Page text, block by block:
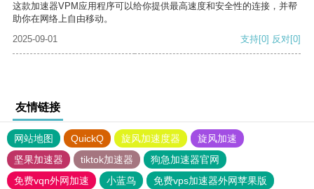
这款加速器VPM应用程序可以给你提供最高速度和安全性的连接，并帮
助你在网络上自由移动。
2025-09-01
支持[0] 反对[0]
友情链接
网站地图 QuickQ 旋风加速度器
旋风加速
坚果加速器
tiktok加速器
狗急加速器官网
免费vqn外网加速
小蓝鸟
免费vps加速器外网苹果版